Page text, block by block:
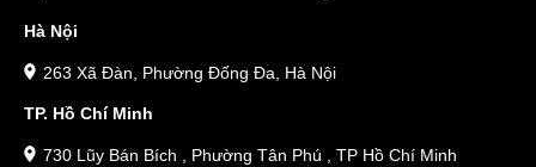
Hà Nội
263 Xã Đàn, Phường Đống Đa, Hà Nội
TP. Hồ Chí Minh
730 Lũy Bán Bích , Phường Tân Phú , TP Hồ Chí Minh